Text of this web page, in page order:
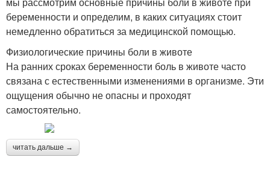
беременности и определим, в каких ситуациях стоит
немедленно обратиться за медицинской помощью.
Физиологические причины боли в животе
На ранних сроках беременности боль в животе часто
связана с естественными изменениями в организме. Эти
ощущения обычно не опасны и проходят
самостоятельно.
читать дальше →